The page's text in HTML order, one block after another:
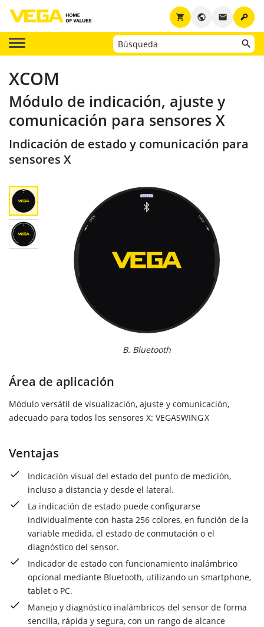
key
email
public
shopping_cart
XCOM
Módulo de indicación, ajuste y
comunicación para sensores X
Indicación de estado y comunicación para
sensores X
B. Bluetooth
Área de aplicación
Módulo versátil de visualización, ajuste y comunicación,
adecuado para todos los sensores X: VEGASWING X
Ventajas
Indicación visual del estado del punto de medición,
incluso a distancia y desde el lateral.
La indicación de estado puede configurarse
individualmente con hasta 256 colores, en función de la
variable medida, el estado de conmutación o el
diagnóstico del sensor.
Indicador de estado con funcionamiento inalámbrico
opcional mediante Bluetooth, utilizando un smartphone,
tablet o PC.
Manejo y diagnóstico inalámbricos del sensor de forma
sencilla, rápida y segura, con un rango de alcance